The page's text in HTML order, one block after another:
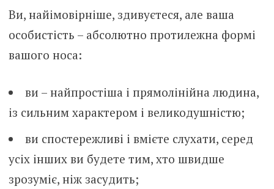
Ви, найімовірніше, здивуєтеся, але ваша
особистість – абсолютно протилежна формі
вашого носа:
ви – найпростіша і прямолінійна людина,
із сильним характером і великодушністю;
ви спостережливі і вмієте слухати, серед
усіх інших ви будете тим, хто швидше
зрозуміє, ніж засудить;